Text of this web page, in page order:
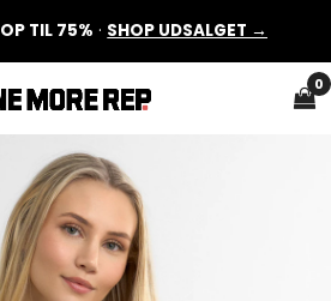
OP TIL 75% · SHOP UDSALGET →
0